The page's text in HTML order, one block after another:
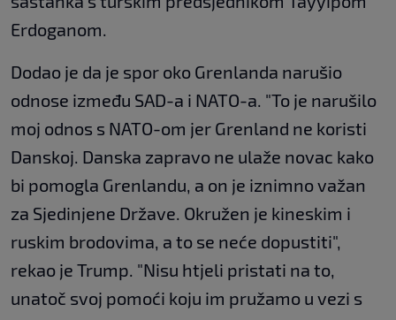
Erdoganom.
Dodao je da je spor oko Grenlanda narušio
odnose između SAD-a i NATO-a. "To je narušilo
moj odnos s NATO-om jer Grenland ne koristi
Danskoj. Danska zapravo ne ulaže novac kako
bi pomogla Grenlandu, a on je iznimno važan
za Sjedinjene Države. Okružen je kineskim i
ruskim brodovima, a to se neće dopustiti",
rekao je Trump. "Nisu htjeli pristati na to,
unatoč svoj pomoći koju im pružamo u vezi s